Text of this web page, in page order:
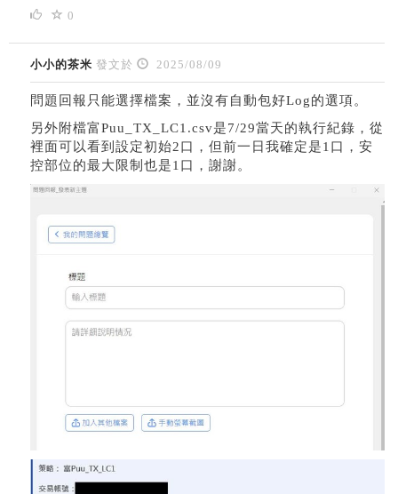
0
小小的茶米 發文於 2025/08/09
問題回報只能選擇檔案，並沒有自動包好Log的選項。
另外附檔富Puu_TX_LC1.csv是7/29當天的執行紀錄，從
裡面可以看到設定初始2口，但前一日我確定是1口，安
控部位的最大限制也是1口，謝謝。